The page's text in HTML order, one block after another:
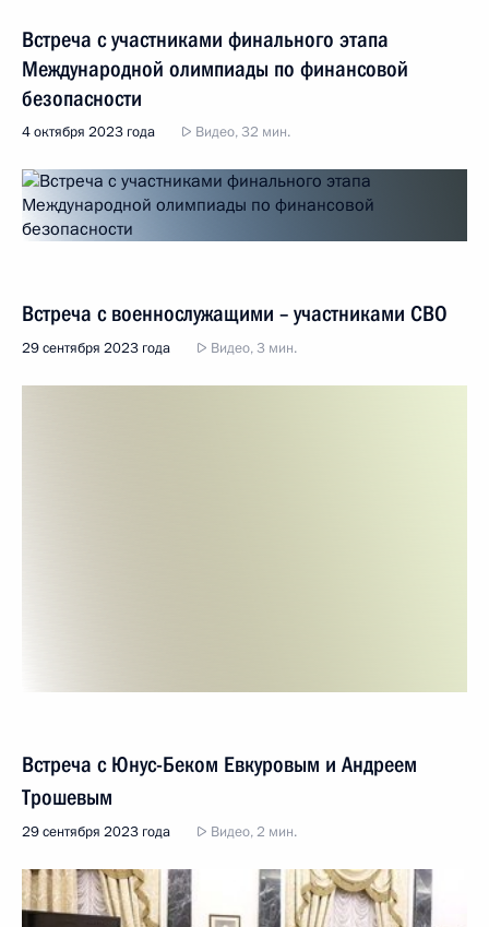
Встреча с участниками финального этапа
Международной олимпиады по финансовой
безопасности
4 октября 2023 года Видео, 32 мин.
Встреча с военнослужащими – участниками СВО
29 сентября 2023 года Видео, 3 мин.
Встреча с Юнус-Беком Евкуровым и Андреем
Трошевым
29 сентября 2023 года Видео, 2 мин.